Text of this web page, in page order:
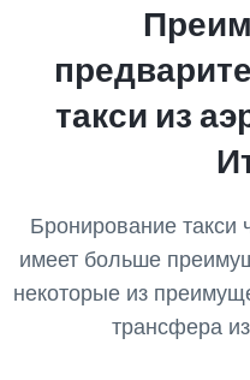
такси из
Бронирование
имеет больше
некоторые из
трансфера